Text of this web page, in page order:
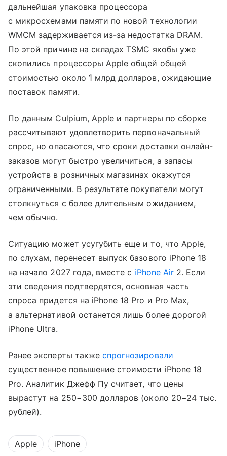
дальнейшая упаковка процессора
с микросхемами памяти по новой технологии
WMCM задерживается из-за недостатка DRAM.
По этой причине на складах TSMC якобы уже
скопились процессоры Apple общей общей
стоимостью около 1 млрд долларов, ожидающие
поставок памяти.
По данным Culpium, Apple и партнеры по сборке
рассчитывают удовлетворить первоначальный
спрос, но опасаются, что сроки доставки онлайн-
заказов могут быстро увеличиться, а запасы
устройств в розничных магазинах окажутся
ограниченными. В результате покупатели могут
столкнуться с более длительным ожиданием,
чем обычно.
Ситуацию может усугубить еще и то, что Apple,
по слухам, перенесет выпуск базового iPhone 18
на начало 2027 года, вместе с iPhone Air2. Если
эти сведения подтвердятся, основная часть
спроса придется на iPhone 18 Pro и Pro Max,
а альтернативой останется лишь более дорогой
iPhone Ultra.
Ранее эксперты такжеспрогнозировали
существенное повышение стоимости iPhone 18
Pro. Аналитик Джефф Пу считает, что цены
вырастут на 250−300 долларов (около 20−24 тыс.
рублей).
Apple iPhone